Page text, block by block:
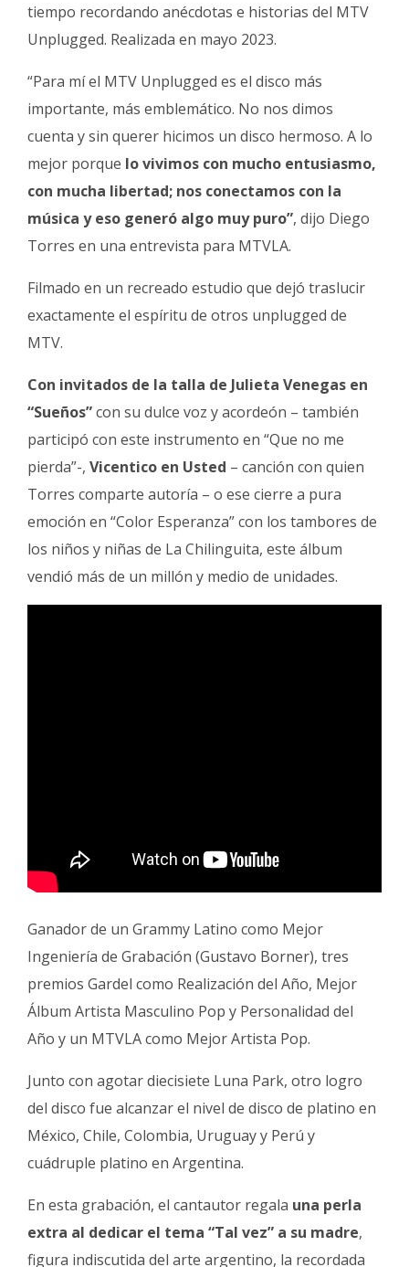
tiempo recordando anécdotas e historias del MTV
Unplugged. Realizada en mayo 2023.
“Para mí el MTV Unplugged es el disco más
importante, más emblemático. No nos dimos
cuenta y sin querer hicimos un disco hermoso. A lo
mejor porque lo vivimos con mucho entusiasmo,
con mucha libertad; nos conectamos con la
música y eso generó algo muy puro”, dijo Diego
Torres en una entrevista para MTVLA.
Filmado en un recreado estudio que dejó traslucir
exactamente el espíritu de otros unplugged de
MTV.
Con invitados de la talla de Julieta Venegas en
“Sueños”con su dulce voz y acordeón – también
participó con este instrumento en “Que no me
pierda”-, Vicentico en Usted – canción con quien
Torres comparte autoría – o ese cierre a pura
emoción en “Color Esperanza” con los tambores de
los niños y niñas de La Chilinguita, este álbum
vendió más de un millón y medio de unidades.
Ganador de un Grammy Latino como Mejor
Ingeniería de Grabación (Gustavo Borner), tres
premios Gardel como Realización del Año, Mejor
Álbum Artista Masculino Pop y Personalidad del
Año y un MTVLA como Mejor Artista Pop.
Junto con agotar diecisiete Luna Park, otro logro
del disco fue alcanzar el nivel de disco de platino en
México, Chile, Colombia, Uruguay y Perú y
cuádruple platino en Argentina.
En esta grabación, el cantautor regala una perla
extra al dedicar el tema “Tal vez” a su madre,
figura indiscutida del arte argentino, la recordada